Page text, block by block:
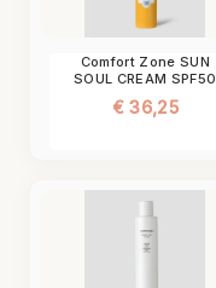
Comfort Zone SUN
SOUL CREAM SPF50
€36,25